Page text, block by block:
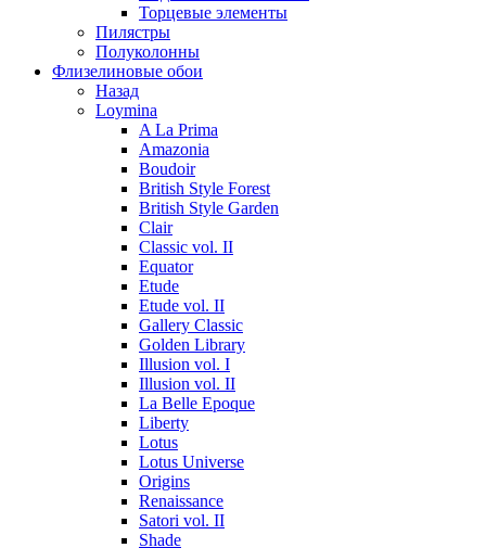
Торцевые элементы
Пилястры
Полуколонны
Флизелиновые обои
Назад
Loymina
A La Prima
Amazonia
Boudoir
British Style Forest
British Style Garden
Clair
Classic vol. II
Equator
Etude
Etude vol. II
Gallery Classic
Golden Library
Illusion vol. I
Illusion vol. II
La Belle Epoque
Liberty
Lotus
Lotus Universe
Origins
Renaissance
Satori vol. II
Shade